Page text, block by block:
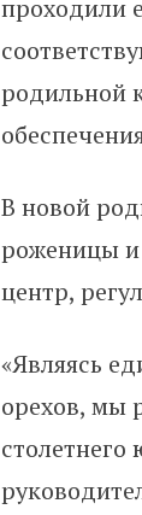
проходили
родильной
В новой
роженицы и
центр,
«Являясь
орехов, мы